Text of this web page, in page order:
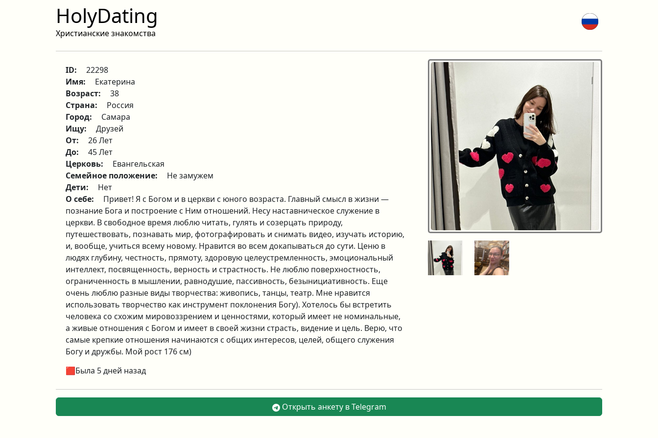
HolyDating
Христианские знакомства
ID:
22298
Имя:
Екатерина
Возраст:
38
Страна:
Россия
Город:
Самара
Ищу:
Друзей
От:
26 Лет
До:
45 Лет
Церковь:
Евангельская
Семейное положение:
Не замужем
Дети:
Нет
О себе:
Привет! Я с Богом и в церкви с юного возраста. Главный смысл в жизни —
познание Бога и построение с Ним отношений. Несу наставническое служение в
церкви. В свободное время люблю читать, гулять и созерцать природу,
путешествовать, познавать мир, фотографировать и снимать видео, изучать историю,
и, вообще, учиться всему новому. Нравится во всем докапываться до сути. Ценю в
людях глубину, честность, прямоту, здоровую целеустремленность, эмоциональный
интеллект, посвященность, верность и страстность. Не люблю поверхностность,
ограниченность в мышлении, равнодушие, пассивность, безынициативность. Еще
очень люблю разные виды творчества: живопись, танцы, театр. Мне нравится
использовать творчество как инструмент поклонения Богу). Хотелось бы встретить
человека со схожим мировоззрением и ценностями, который имеет не номинальные,
а живые отношения с Богом и имеет в своей жизни страсть, видение и цель. Верю, что
самые крепкие отношения начинаются с общих интересов, целей, общего служения
Богу и дружбы. Мой рост 176 см)
🟥Была 5 дней назад
Открыть анкету в Telegram